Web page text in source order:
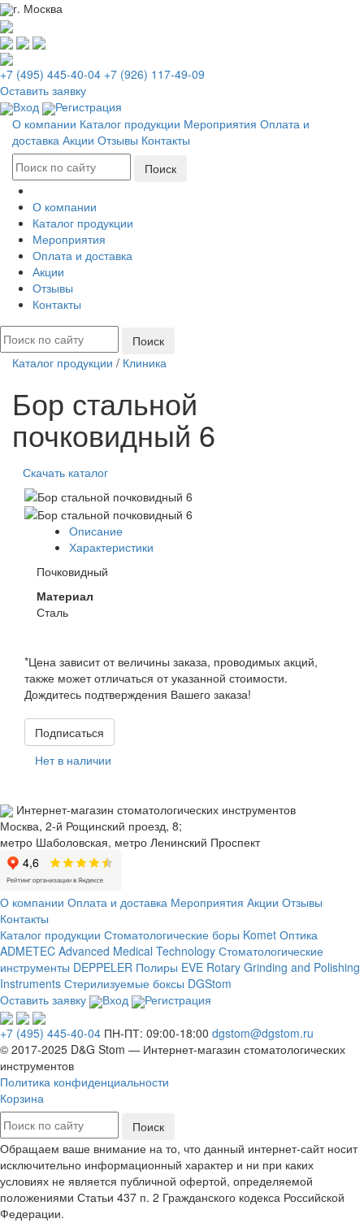
г. Москва
+7 (495) 445-40-04 +7 (926) 117-49-09
Оставить заявку
Вход
Регистрация
О компании Каталог продукции Мероприятия Оплата и
доставка Акции Отзывы Контакты
О компании
Каталог продукции
Мероприятия
Оплата и доставка
Акции
Отзывы
Контакты
Каталог продукции / Клиника
Бор стальной
почковидный 6
Скачать каталог
Описание
Характеристики
Почковидный
Материал
Сталь
*Цена зависит от величины заказа, проводимых акций,
также может отличаться от указанной стоимости.
Дождитесь подтверждения Вашего заказа!
Подписаться
Нет в наличии
Интернет-магазин стоматологических инструментов
Москва, 2-й Рощинский проезд, 8;
метро Шаболовская, метро Ленинский Проспект
О компании Оплата и доставка Мероприятия Акции Отзывы
Контакты
Каталог продукции Стоматологические боры Komet Оптика
ADMETEC Advanced Medical Technology Стоматологические
инструменты DEPPELER Полиры EVE Rotary Grinding and Polishing
Instruments Стерилизуемые боксы DGStom
Оставить заявку
Вход Регистрация
+7 (495) 445-40-04 ПН-ПТ: 09:00-18:00 dgstom@dgstom.ru
© 2017-2025 D&G Stom — Интернет-магазин стоматологических
инструментов
Политика конфиденциальности
Корзина
Обращаем ваше внимание на то, что данный интернет-сайт носит
исключительно информационный характер и ни при каких
условиях не является публичной офертой, определяемой
положениями Статьи 437 п. 2 Гражданского кодекса Российской
Федерации.